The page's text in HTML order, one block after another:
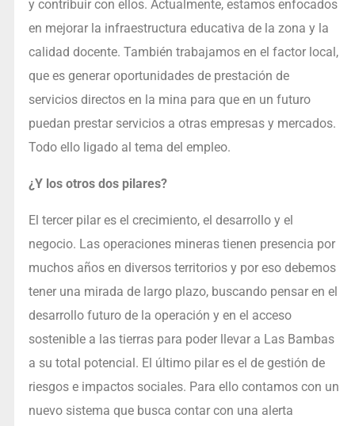
y contribuir con ellos. Actualmente, estamos enfocados
en mejorar la infraestructura educativa de la zona y la
calidad docente. También trabajamos en el factor local,
que es generar oportunidades de prestación de
servicios directos en la mina para que en un futuro
puedan prestar servicios a otras empresas y mercados.
Todo ello ligado al tema del empleo.
¿Y los otros dos pilares?
El tercer pilar es el crecimiento, el desarrollo y el
negocio. Las operaciones mineras tienen presencia por
muchos años en diversos territorios y por eso debemos
tener una mirada de largo plazo, buscando pensar en el
desarrollo futuro de la operación y en el acceso
sostenible a las tierras para poder llevar a Las Bambas
a su total potencial. El último pilar es el de gestión de
riesgos e impactos sociales. Para ello contamos con un
nuevo sistema que busca contar con una alerta